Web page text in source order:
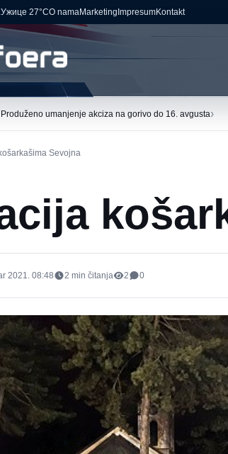
Ужице 27°CO namaMarketing ImpresumKontakt
Produženo umanjenje akciza na gorivo do 16. avgusta›
Sevojna
2021. 08:48 2 min čitanja 2 0